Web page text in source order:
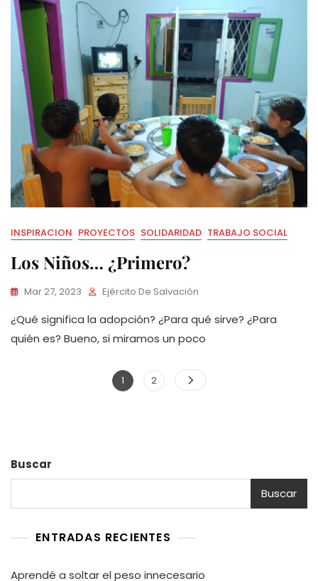
INSPIRACION PROYECTOS SOLIDARIDAD TRABAJO SOCIAL
Los Niños… ¿Primero?
Mar 27, 2023 Ejército De Salvación
¿Qué significa la adopción? ¿Para qué sirve? ¿Para
quién es? Bueno, si miramos un poco
Paginación
Page
1 Page
2
Buscar
Buscar
ENTRADAS RECIENTES
Aprendé a soltar el peso innecesario